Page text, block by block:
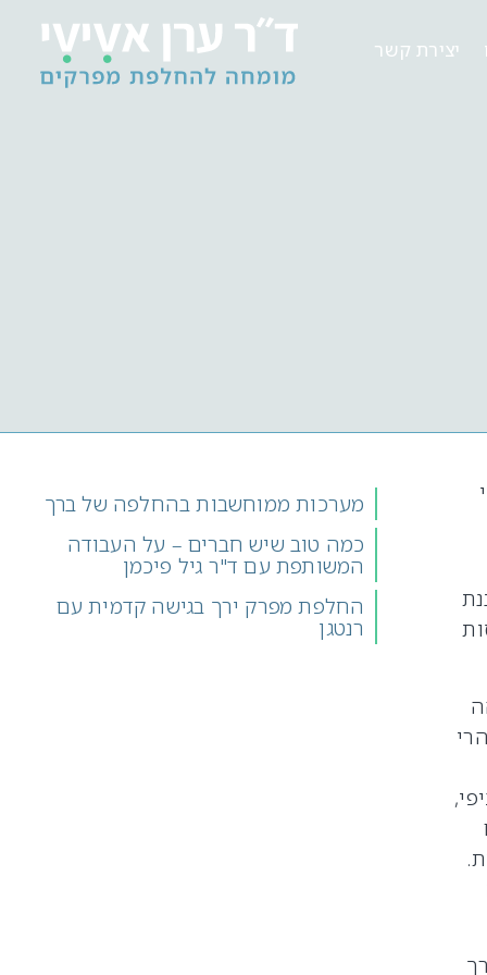
יצירת קשר
מערכות ממוחשבות בהחלפה של ברך
כמה טוב שיש חברים – על העבודה
המשותפת עם ד"ר גיל פיכמן
החלפת מפרק ירך בגישה קדמית עם
רנטגן